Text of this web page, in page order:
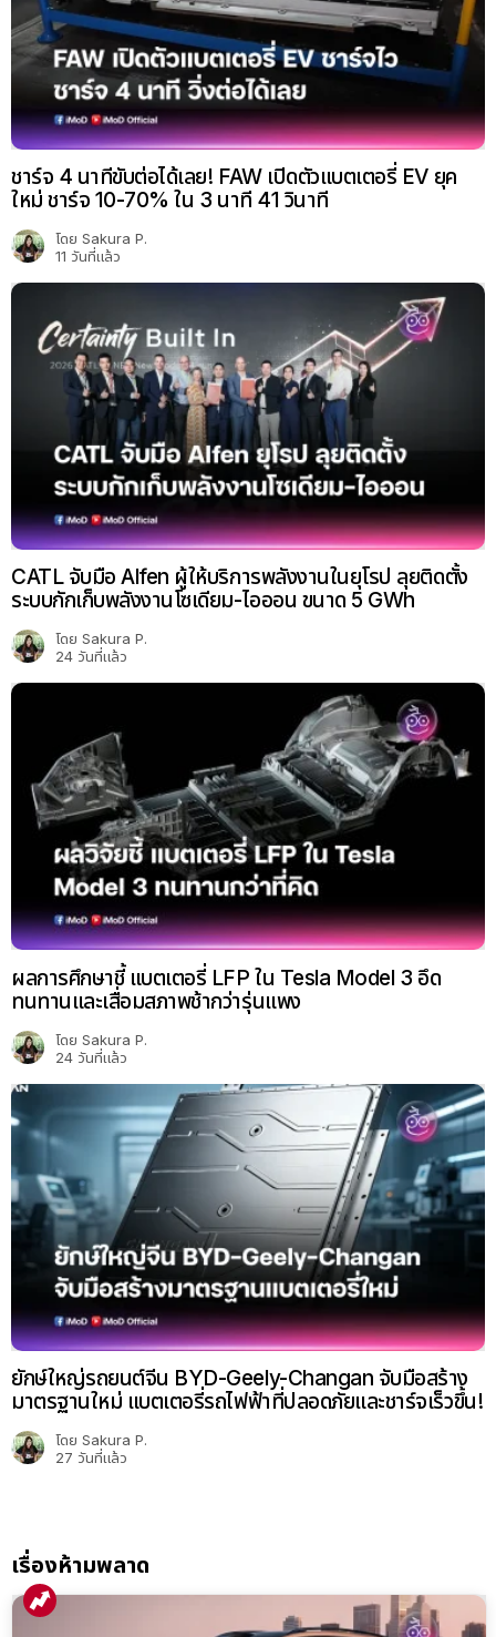
ชาร์จ 4 นาทีขับต่อได้เลย! FAW เปิดตัวแบตเตอรี่ EV ยุค
ใหม่ ชาร์จ 10-70% ใน 3 นาที 41 วินาที
โดย Sakura P.
11 วันที่แล้ว
CATL จับมือ Alfen ผู้ให้บริการพลังงานในยุโรป ลุยติดตั้ง
ระบบกักเก็บพลังงานโซเดียม-ไอออน ขนาด 5 GWh
โดย Sakura P.
24 วันที่แล้ว
ผลการศึกษาชี้ แบตเตอรี่ LFP ใน Tesla Model 3 อึด
ทนทานและเสื่อมสภาพช้ากว่ารุ่นแพง
โดย Sakura P.
24 วันที่แล้ว
ยักษ์ใหญ่รถยนต์จีน BYD-Geely-Changan จับมือสร้าง
มาตรฐานใหม่ แบตเตอรี่รถไฟฟ้าที่ปลอดภัยและชาร์จเร็วขึ้น!
โดย Sakura P.
27 วันที่แล้ว
เรื่องห้ามพลาด